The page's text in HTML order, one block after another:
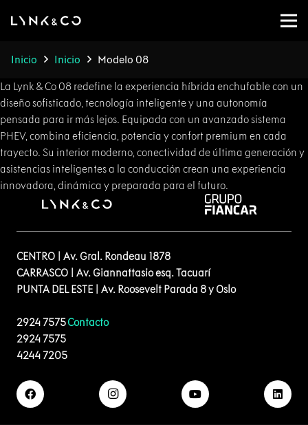
Inicio Inicio Modelo 08
La Lynk & Co 08 redefine la experiencia híbrida enchufable con un
diseño sofisticado, tecnología inteligente y una autonomía
pensada para ir más lejos. Equipada con un avanzado sistema
PHEV, combina eficiencia, potencia y confort premium en cada
trayecto. Su interior moderno, conectividad de última generación y
asistencias inteligentes a la conducción crean una experiencia
innovadora, dinámica y preparada para el futuro.
CENTRO | Av. Gral. Rondeau 1878
CARRASCO | Av. Giannattasio esq. Tacuarí
PUNTA DEL ESTE | Av. Roosevelt Parada 8 y Oslo
2924 7575
2924 7575
4244 7205
Contacto